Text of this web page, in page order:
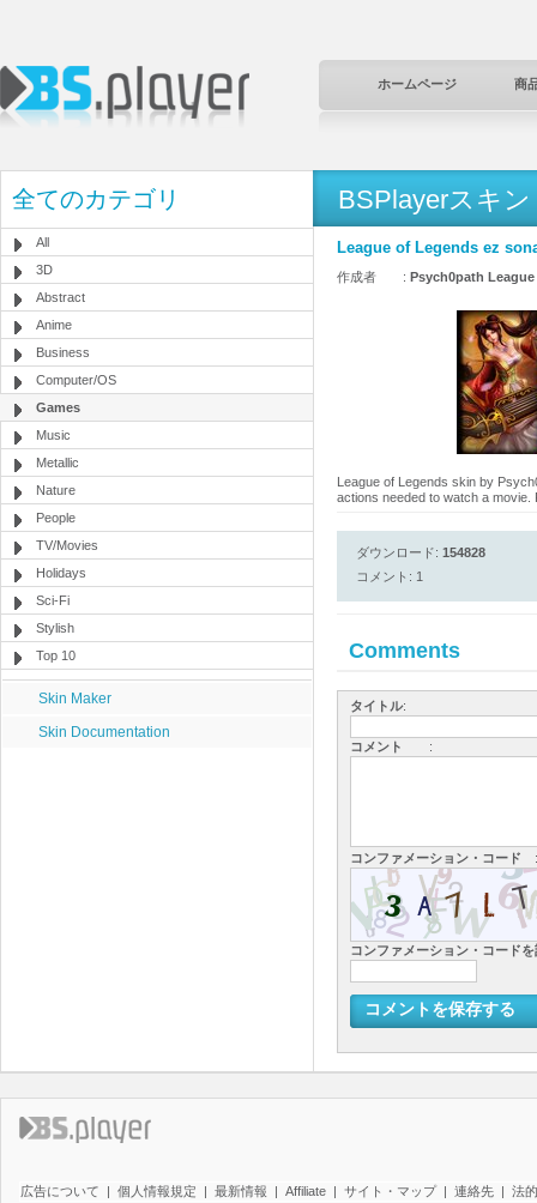
ホームページ 商
全てのカテゴリ
All
3D
Abstract
Anime
Business
Computer/OS
Games
Music
Metallic
Nature
People
TV/Movies
Holidays
Sci-Fi
Stylish
Top 10
Skin Maker
Skin Documentation
BSPlayerスキン
League of Legends ez
作成者 : Psych0path
League of Legends skin by
actions needed to watch a
ダウンロード: 154828
コメント: 1
Comments
タイトル:
コメント :
コンファメーション・コード :
コンファメーション・コード
コメントを保存する
広告について | 個人情報規定 | 最新情報 | Affiliate | サイト・マップ | 連絡先 | 法